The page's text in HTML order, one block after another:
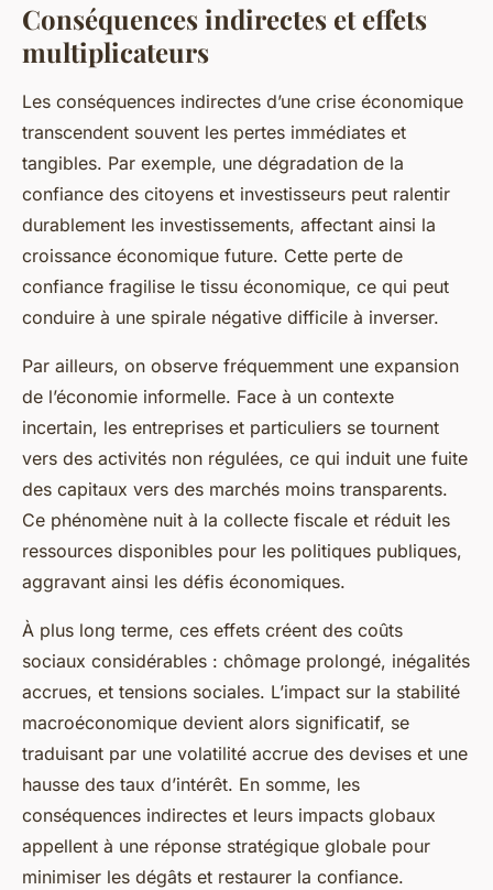
Conséquences indirectes et effets
multiplicateurs
Les conséquences indirectes d’une crise économique
transcendent souvent les pertes immédiates et
tangibles. Par exemple, une dégradation de la
confiance des citoyens et investisseurs peut ralentir
durablement les investissements, affectant ainsi la
croissance économique future. Cette perte de
confiance fragilise le tissu économique, ce qui peut
conduire à une spirale négative difficile à inverser.
Par ailleurs, on observe fréquemment une expansion
de l’économie informelle. Face à un contexte
incertain, les entreprises et particuliers se tournent
vers des activités non régulées, ce qui induit une fuite
des capitaux vers des marchés moins transparents.
Ce phénomène nuit à la collecte fiscale et réduit les
ressources disponibles pour les politiques publiques,
aggravant ainsi les défis économiques.
À plus long terme, ces effets créent des coûts
sociaux considérables : chômage prolongé, inégalités
accrues, et tensions sociales. L’impact sur la stabilité
macroéconomique devient alors significatif, se
traduisant par une volatilité accrue des devises et une
hausse des taux d’intérêt. En somme, les
conséquences indirectes et leurs impacts globaux
appellent à une réponse stratégique globale pour
minimiser les dégâts et restaurer la confiance.